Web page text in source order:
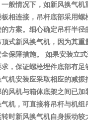
般情况下，如新风换气机
相连接，吊杆底部采用螺
方案。细心确定吊杆半径
式新风换气机，因为其
保障措施。 如果安装立
，保证螺栓埋件底部有
机安装应采取相应的减振
风机与箱体底架之间已
机，可直接将吊杆与机组
时新风换气机自身振动较